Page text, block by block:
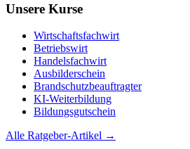
Unsere Kurse
Wirtschaftsfachwirt
Betriebswirt
Handelsfachwirt
Ausbilderschein
Brandschutzbeauftragter
KI-Weiterbildung
Bildungsgutschein
Alle Ratgeber-Artikel →